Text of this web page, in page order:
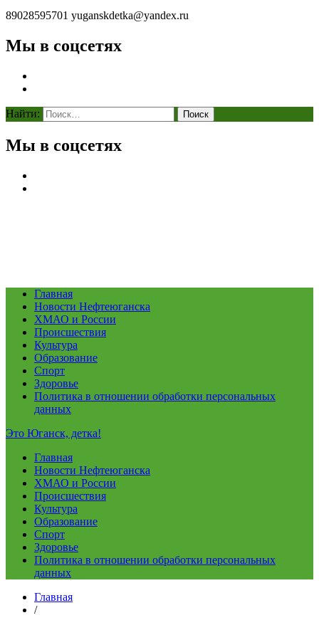
89028595701 yuganskdetka@yandex.ru
Мы в соцсетях
Найти:
Мы в соцсетях
Главная
Новости Нефтеюганска
ХМАО и России
Происшествия
Культура
Образование
Спорт
Здоровье
Политика в отношении обработки персональных
данных
Это Юганск, детка!
Главная
Новости Нефтеюганска
ХМАО и России
Происшествия
Культура
Образование
Спорт
Здоровье
Политика в отношении обработки персональных
данных
Главная
/